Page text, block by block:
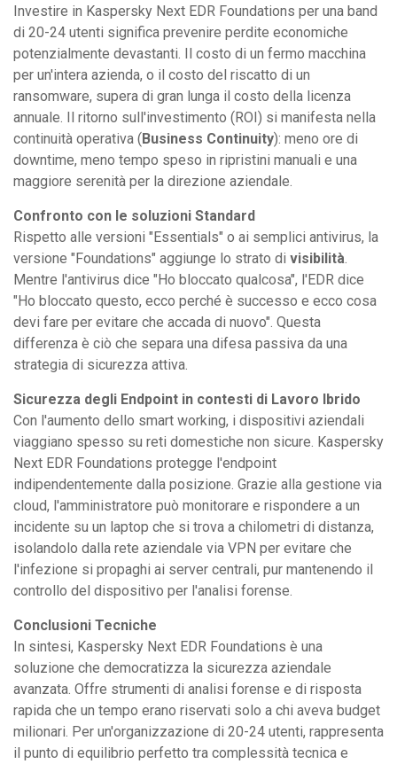
Investire in Kaspersky Next EDR Foundations per una band
di 20-24 utenti significa prevenire perdite economiche
potenzialmente devastanti. Il costo di un fermo macchina
per un'intera azienda, o il costo del riscatto di un
ransomware, supera di gran lunga il costo della licenza
annuale. Il ritorno sull'investimento (ROI) si manifesta nella
continuità operativa (Business Continuity): meno ore di
downtime, meno tempo speso in ripristini manuali e una
maggiore serenità per la direzione aziendale.
Confronto con le soluzioni Standard
Rispetto alle versioni "Essentials" o ai semplici antivirus, la
versione "Foundations" aggiunge lo strato di visibilità.
Mentre l'antivirus dice "Ho bloccato qualcosa", l'EDR dice
"Ho bloccato questo, ecco perché è successo e ecco cosa
devi fare per evitare che accada di nuovo". Questa
differenza è ciò che separa una difesa passiva da una
strategia di sicurezza attiva.
Sicurezza degli Endpoint in contesti di Lavoro Ibrido
Con l'aumento dello smart working, i dispositivi aziendali
viaggiano spesso su reti domestiche non sicure. Kaspersky
Next EDR Foundations protegge l'endpoint
indipendentemente dalla posizione. Grazie alla gestione via
cloud, l'amministratore può monitorare e rispondere a un
incidente su un laptop che si trova a chilometri di distanza,
isolandolo dalla rete aziendale via VPN per evitare che
l'infezione si propaghi ai server centrali, pur mantenendo il
controllo del dispositivo per l'analisi forense.
Conclusioni Tecniche
In sintesi, Kaspersky Next EDR Foundations è una
soluzione che democratizza la sicurezza aziendale
avanzata. Offre strumenti di analisi forense e di risposta
rapida che un tempo erano riservati solo a chi aveva budget
milionari. Per un'organizzazione di 20-24 utenti, rappresenta
il punto di equilibrio perfetto tra complessità tecnica e